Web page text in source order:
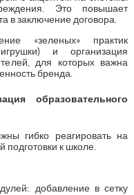
Это повышает
в заключение договора.
«зеленых» практик
и организация
для которых важна
бренда.
образовательного
гибко реагировать на
подготовки к школе.
добавление в сетку